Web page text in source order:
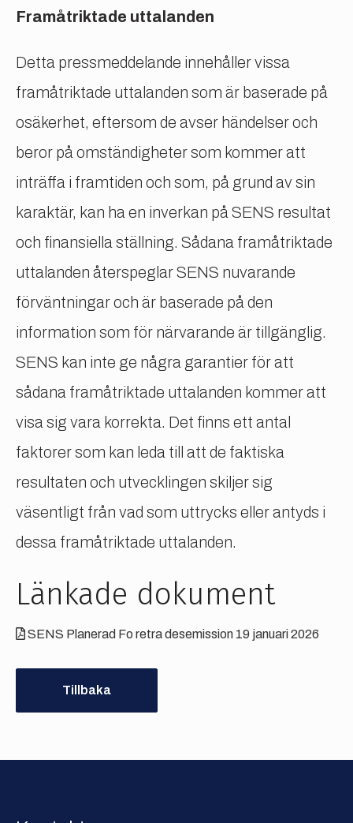
Framåtriktade uttalanden
Detta pressmeddelande innehåller vissa
framåtriktade uttalanden som är baserade på
osäkerhet, eftersom de avser händelser och
beror på omständigheter som kommer att
inträffa i framtiden och som, på grund av sin
karaktär, kan ha en inverkan på SENS resultat
och finansiella ställning. Sådana framåtriktade
uttalanden återspeglar SENS nuvarande
förväntningar och är baserade på den
information som för närvarande är tillgänglig.
SENS kan inte ge några garantier för att
sådana framåtriktade uttalanden kommer att
visa sig vara korrekta. Det finns ett antal
faktorer som kan leda till att de faktiska
resultaten och utvecklingen skiljer sig
väsentligt från vad som uttrycks eller antyds i
dessa framåtriktade uttalanden.
Länkade dokument
SENS Planerad Fo retra desemission 19 januari 2026
Tillbaka